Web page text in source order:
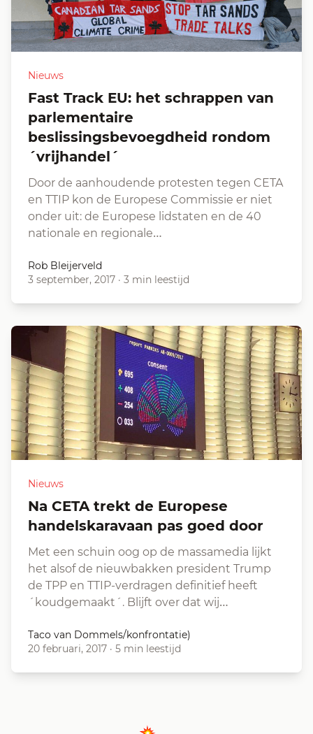
Nieuws
Fast Track EU: het schrappen van
parlementaire
beslissingsbevoegdheid rondom
´vrijhandel´
Door de aanhoudende protesten tegen CETA
en TTIP kon de Europese Commissie er niet
onder uit: de Europese lidstaten en de 40
nationale en regionale…
Rob Bleijerveld
3 september, 2017 · 3 min leestijd
Nieuws
Na CETA trekt de Europese
handelskaravaan pas goed door
Met een schuin oog op de massamedia lijkt
het alsof de nieuwbakken president Trump
de TPP en TTIP-verdragen definitief heeft
´koudgemaakt´. Blijft over dat wij…
Taco van Dommels/konfrontatie)
20 februari, 2017 · 5 min leestijd